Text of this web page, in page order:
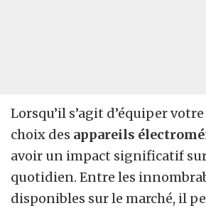
Lorsqu’il s’agit d’équiper votre
choix des appareils
avoir un impact significatif
quotidien. Entre les
disponibles sur le marché, il